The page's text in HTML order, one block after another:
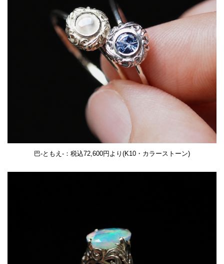
巴-ともえ-：税込72,600円より(K10・カラーストーン)